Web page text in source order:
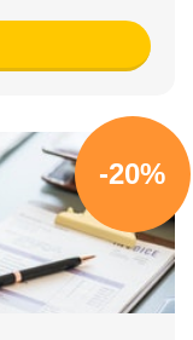
-20%